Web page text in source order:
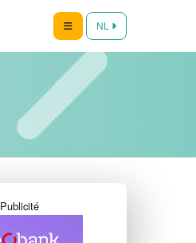
NL
Publicité